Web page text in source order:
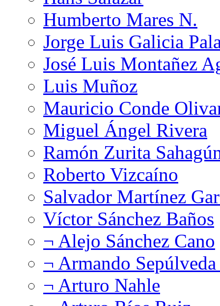
Humberto Mares N.
Jorge Luis Galicia
José Luis Montañez
Luis Muñoz
Mauricio Conde
Miguel Ángel Rivera
Ramón Zurita
Roberto Vizcaíno
Salvador Martínez
Víctor Sánchez Baños
¬ Alejo Sánchez Cano
¬ Armando
¬ Arturo Nahle